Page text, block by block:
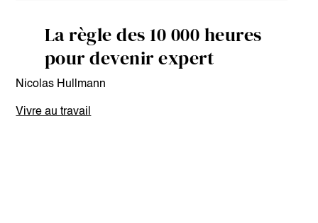
La règle des 10 000 heures
pour devenir expert
Nicolas Hullmann
Vivre au travail